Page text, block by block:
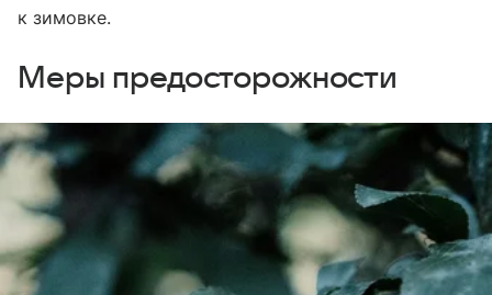
к зимовке.
Меры предосторожности